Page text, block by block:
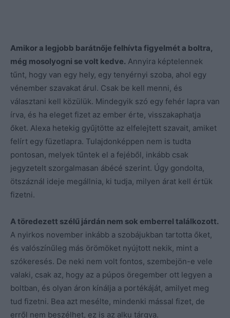
Amikor a legjobb barátnője felhívta figyelmét a boltra,
még mosolyogni se volt kedve. Annyira képtelennek
tűnt, hogy van egy hely, egy tenyérnyi szoba, ahol egy
vénember szavakat árul. Csak be kell menni, és
választani kell közülük. Mindegyik szó egy fehér lapra van
írva, és ha eleget fizet az ember érte, visszakaphatja
őket. Alexa hetekig gyűjtötte az elfelejtett szavait, amiket
felírt egy füzetlapra. Tulajdonképpen nem is tudta
pontosan, melyek tűntek el a fejéből, inkább csak
jegyzetelt szorgalmasan ábécé szerint. Úgy gondolta,
ötszáznál ideje megállnia, ki tudja, milyen árat kell értük
fizetni.
A töredezett szélű járdán nem sok emberrel találkozott.
A nyirkos november inkább a szobájukban tartotta őket,
és valószínűleg más örömöket nyújtott nekik, mint a
szókeresés. De neki nem volt fontos, szembejön-e vele
valaki, csak az, hogy az a púpos öregember ott legyen a
boltban, és olyan áron kínálja a portékáját, amilyet meg
tud fizetni. Bea azt mesélte, mindenki mással fizet, de
erről nem beszélhet, ez is az alku tárgya.